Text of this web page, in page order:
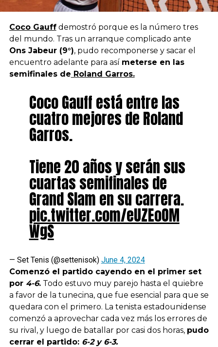
Coco Gauffdemostró porque es la número tres
del mundo. Tras un arranque complicado ante
Ons Jabeur (9°), pudo recomponerse y sacar el
encuentro adelante para así meterse en las
semifinales de Roland Garros.
Coco Gauff está entre las
cuatro mejores de Roland
Garros.
Tiene 20 años y serán sus
cuartas semifinales de
Grand Slam en su carrera.
pic.twitter.com/eUZEoOM
WgS
— Set Tenis (@settenisok) June 4, 2024
Comenzó el partido cayendo en el primer set
por 4-6.Todo estuvo muy parejo hasta el quiebre
a favor de la tunecina, que fue esencial para que se
quedara con el primero. La tenista estadounidense
comenzó a aprovechar cada vez más los errores de
su rival, y luego de batallar por casi dos horas, pudo
cerrar el partido: 6-2 y 6-3.